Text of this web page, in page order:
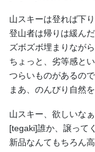
山スキーは登れば下
登山者は帰りは緩ん
ズボズボ埋まりなが
ちょっと、劣等感と
つらいものがあるの
まあ、のんびり自然
山スキー、欲しいな
[tegaki]誰か、譲って
新品なんてもちろん